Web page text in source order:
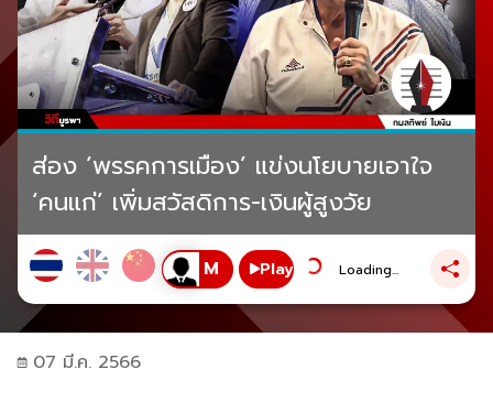
ส่อง ‘พรรคการเมือง’ แข่งนโยบายเอาใจ
‘คนแก่’ เพิ่มสวัสดิการ-เงินผู้สูงวัย
Play Loading...
07 มี.ค. 2566